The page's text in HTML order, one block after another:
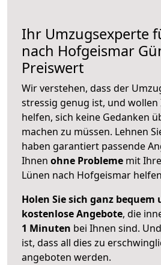
Ihr Umzugsexperte
nach Hofgeismar
Preiswert
Wir verstehen, dass der
stressig genug ist, und wollen
helfen, sich keine Gedanken
machen zu müssen. Lehnen
haben garantiert passende
Ihnen ohne Probleme mit
Lünen nach Hofgeismar
Holen Sie sich ganz bequem
kostenlose Angebote, die
1 Minuten bei Ihnen sind.
ist, dass all dies zu
angeboten werden.